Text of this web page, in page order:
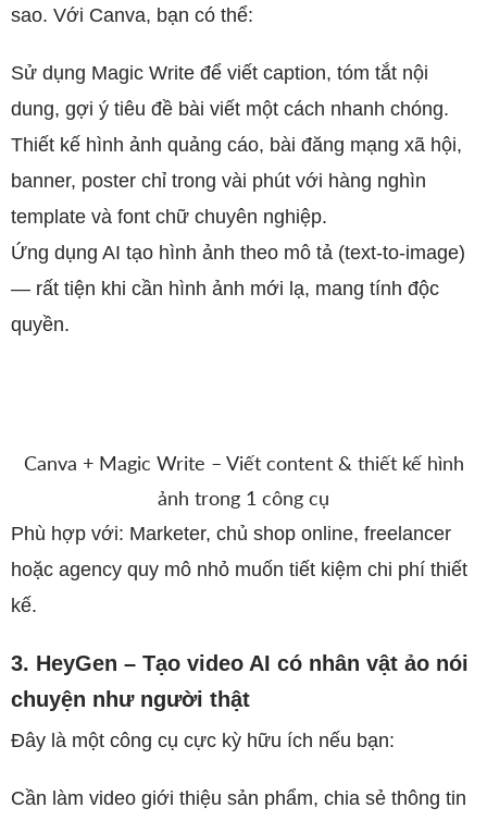
sao. Với Canva, bạn có thể:
Sử dụng Magic Write để viết caption, tóm tắt nội
dung, gợi ý tiêu đề bài viết một cách nhanh chóng.
Thiết kế hình ảnh quảng cáo, bài đăng mạng xã hội,
banner, poster chỉ trong vài phút với hàng nghìn
template và font chữ chuyên nghiệp.
Ứng dụng AI tạo hình ảnh theo mô tả (text-to-image)
— rất tiện khi cần hình ảnh mới lạ, mang tính độc
quyền.
Canva + Magic Write – Viết content & thiết kế hình
ảnh trong 1 công cụ
Phù hợp với: Marketer, chủ shop online, freelancer
hoặc agency quy mô nhỏ muốn tiết kiệm chi phí thiết
kế.
3. HeyGen – Tạo video AI có nhân vật ảo nói
chuyện như người thật
Đây là một công cụ cực kỳ hữu ích nếu bạn:
Cần làm video giới thiệu sản phẩm, chia sẻ thông tin